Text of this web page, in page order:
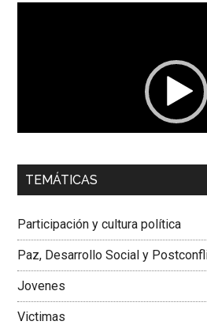
00:00
Dra. Carolina Corcho Mejía,
Colombiana
TEMÁTICAS
Participación y cultura política
Paz, Desarrollo Social y
Jovenes
Victimas